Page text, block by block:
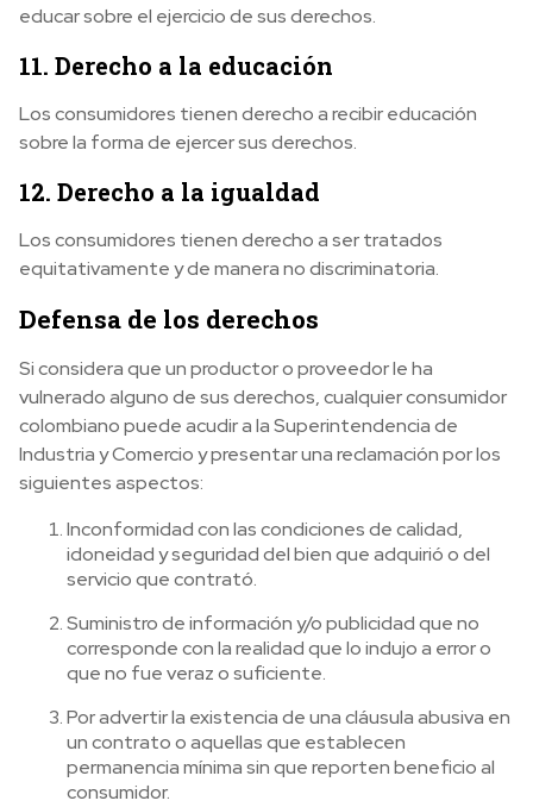
educar sobre el ejercicio de sus derechos.
11. Derecho a la educación
Los consumidores tienen derecho a recibir educación
sobre la forma de ejercer sus derechos.
12. Derecho a la igualdad
Los consumidores tienen derecho a ser tratados
equitativamente y de manera no discriminatoria.
Defensa de los derechos
Si considera que un productor o proveedor le ha
vulnerado alguno de sus derechos, cualquier consumidor
colombiano puede acudir a la Superintendencia de
Industria y Comercio y presentar una reclamación por los
siguientes aspectos:
Inconformidad con las condiciones de calidad,
idoneidad y seguridad del bien que adquirió o del
servicio que contrató.
Suministro de información y/o publicidad que no
corresponde con la realidad que lo indujo a error o
que no fue veraz o suficiente.
Por advertir la existencia de una cláusula abusiva en
un contrato o aquellas que establecen
permanencia mínima sin que reporten beneficio al
consumidor.